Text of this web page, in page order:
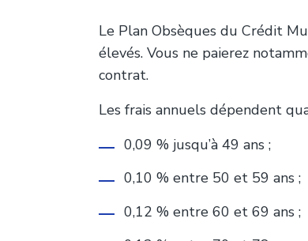
Le Plan Obsèques du Crédit
élevés. Vous ne paierez
contrat.
Les frais annuels dépendent
0,09 % jusqu’à 49 ans ;
0,10 % entre 50 et 59 ans ;
0,12 % entre 60 et 69 ans ;